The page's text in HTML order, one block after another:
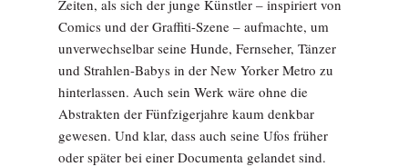
Zeiten, als sich der junge Künstler – inspiriert von
Comics und der Graffiti-Szene – aufmachte, um
unverwechselbar seine Hunde, Fernseher, Tänzer
und Strahlen-Babys in der New Yorker Metro zu
hinterlassen. Auch sein Werk wäre ohne die
Abstrakten der Fünfzigerjahre kaum denkbar
gewesen. Und klar, dass auch seine Ufos früher
oder später bei einer Documenta gelandet sind.